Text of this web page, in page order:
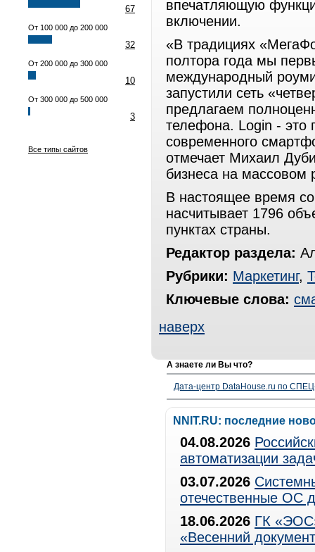
67
От 100 000 до 200 000
32
От 200 000 до 300 000
10
От 300 000 до 500 000
3
Все типы сайтов
впечатляющую
включении.
«В традициях
полтора года мы
международный
запустили сеть
предлагаем
телефона. Login - это
современного
отмечает Михаил
бизнеса на
В настоящее время
насчитывает 1796
пунктах страны.
Редактор раздела:
Рубрики: Маркетинг,
Ключевые слова:
наверх
А знаете ли Вы что?
Дата-центр DataHouse.ru по
NNIT.RU: последние
04.08.2026
автоматизации
03.07.2026
отечественные ОС
18.06.2026 ГК
«Весенний